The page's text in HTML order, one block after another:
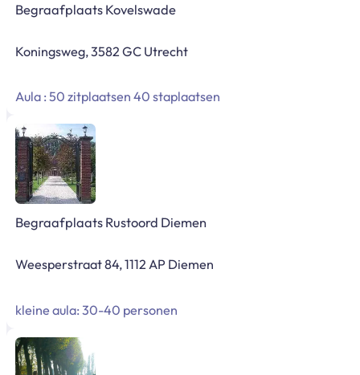
Begraafplaats Kovelswade
Koningsweg, 3582 GC Utrecht
Aula : 50 zitplaatsen 40 staplaatsen
Begraafplaats Rustoord Diemen
Weesperstraat 84, 1112 AP Diemen
kleine aula: 30-40 personen